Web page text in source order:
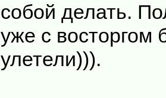
собой делать.
уже с
улетели))).